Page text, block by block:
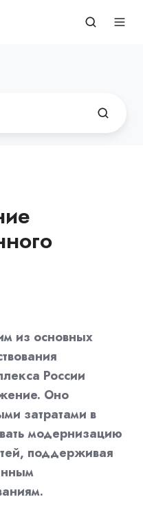
из основных
России
Оно
затратами в
модернизацию
поддерживая